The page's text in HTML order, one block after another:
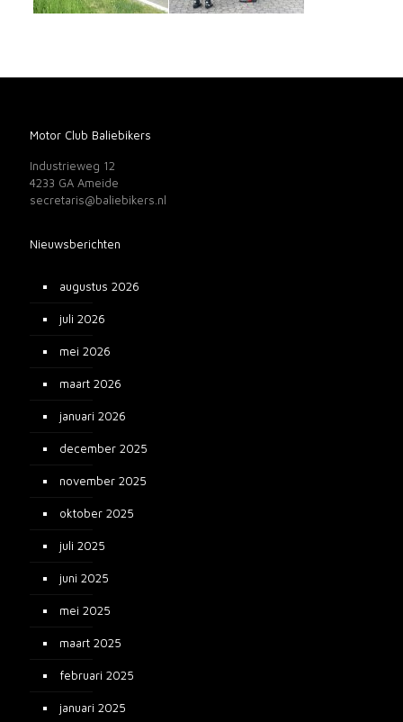
Motor Club Baliebikers
Industrieweg 12
4233 GA Ameide
secretaris@baliebikers.nl
Nieuwsberichten
augustus 2026
juli 2026
mei 2026
maart 2026
januari 2026
december 2025
november 2025
oktober 2025
juli 2025
juni 2025
mei 2025
maart 2025
februari 2025
januari 2025